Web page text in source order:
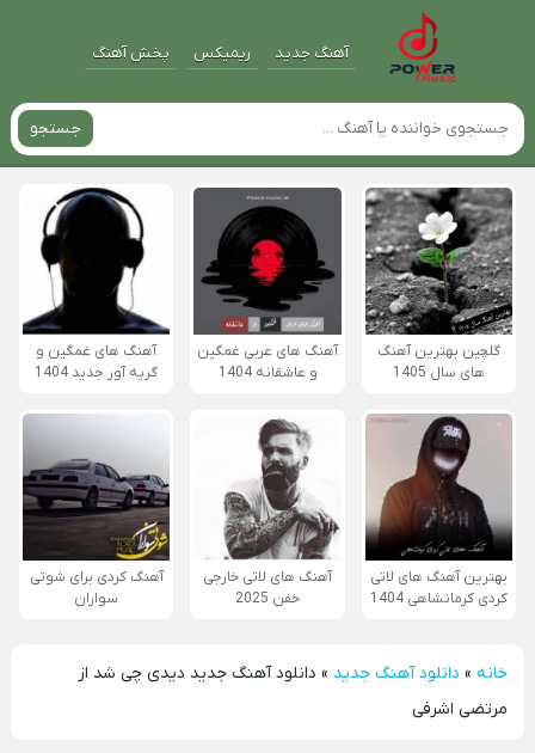
آهنگ جدید ریمیکس پخش آهنگ
جستجو
گلچین بهترین آهنگ
های سال 1405
آهنگ های عربی غمگین
و عاشقانه 1404
آهنگ های غمگین و
گریه آور جدید 1404
بهترین آهنگ های لاتی
کردی کرمانشاهی 1404
آهنگ های لاتی خارجی
خفن 2025
آهنگ کردی برای شوتی
سواران
خانه» دانلود آهنگ جدید » دانلود آهنگ جدید دیدی چی شد از
مرتضی اشرفی